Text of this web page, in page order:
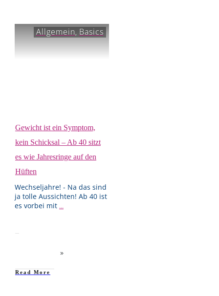
Allgemein Basics
Gewicht ist ein Symptom,
kein Schicksal – Ab 40 sitzt
es wie Jahresringe auf den
Hüften
Wechseljahre! - Na das sind
ja tolle Aussichten! Ab 40 ist
es vorbei mit ...
Read More